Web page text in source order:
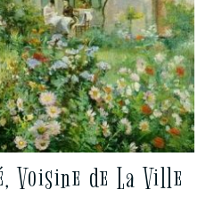
Voisine de La Ville